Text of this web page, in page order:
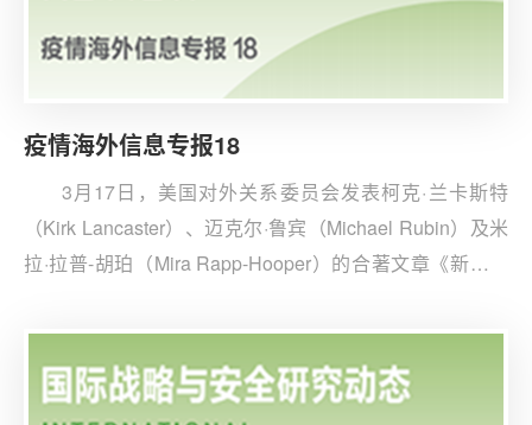
疫情海外信息专报18
3月17日，美国对外关系委员会发表柯克·兰卡斯特
（Kirk Lancaster）、迈克尔·鲁宾（Michael Rubin）及米
拉·拉普-胡珀（Mira Rapp-Hooper）的合著文章《新冠肺